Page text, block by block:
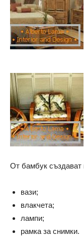
От бамбук създават
вази;
влакчета;
лампи;
рамка за снимки.